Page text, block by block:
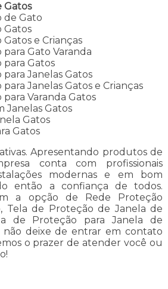
Gatos
de Gato
Gatos
e Crianças
Gato Varanda
Gatos
Janelas Gatos
Janelas Gatos e Crianças
Varanda Gatos
Janelas Gatos
Gatos
Gatos
Apresentando produtos de
conta com profissionais
modernas e em bom
então a confiança de todos.
a opção de Rede Proteção
Tela de Proteção de Janela de
de Proteção para Janela de
não deixe de entrar em contato
o prazer de atender você ou